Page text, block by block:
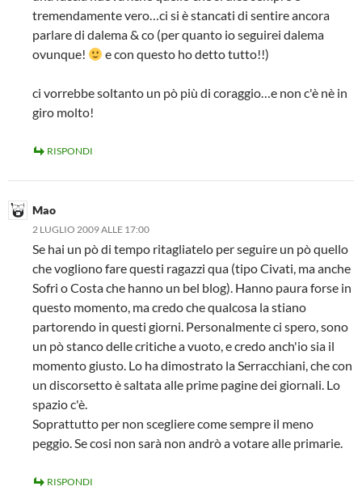
tremendamente vero…ci si è stancati di sentire ancora
parlare di dalema & co (per quanto io seguirei dalema
ovunque!
e con questo ho detto tutto!!)
ci vorrebbe soltanto un pò più di coraggio…e non c'è nè in
giro molto!
RISPONDI
Mao
2 LUGLIO 2009 ALLE 17:00
Se hai un pò di tempo ritagliatelo per seguire un pò quello
che vogliono fare questi ragazzi qua (tipo Civati, ma anche
Sofri o Costa che hanno un bel blog). Hanno paura forse in
questo momento, ma credo che qualcosa la stiano
partorendo in questi giorni. Personalmente ci spero, sono
un pò stanco delle critiche a vuoto, e credo anch'io sia il
momento giusto. Lo ha dimostrato la Serracchiani, che con
un discorsetto è saltata alle prime pagine dei giornali. Lo
spazio c'è.
Soprattutto per non scegliere come sempre il meno
peggio. Se cosi non sarà non andrò a votare alle primarie.
RISPONDI